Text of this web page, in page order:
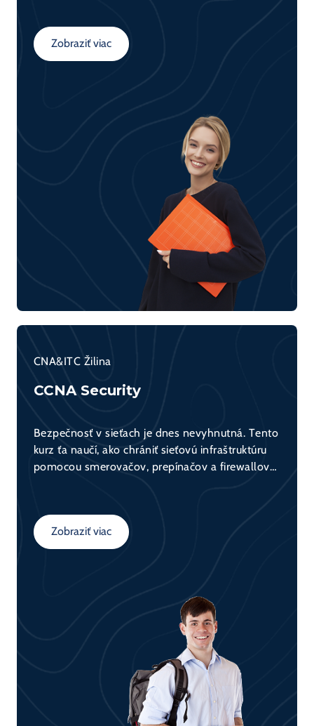
sieťach. Kurz tvorí základ pre všetkých, ktorí sa
chcú venovať sieťovým technológiám.
Zobraziť viac
CNA&ITC Žilina
CCNA Security
Bezpečnosť v sieťach je dnes nevyhnutná. Tento
kurz ťa naučí, ako chrániť sieťovú infraštruktúru
pomocou smerovačov, prepínačov a firewallov
konfiguráciu sietí.
Zobraziť viac